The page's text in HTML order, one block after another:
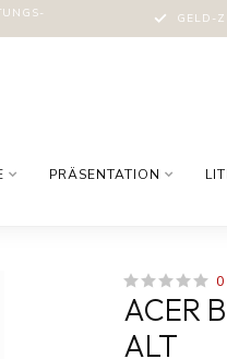
GELD-
PRÄSENTATION
0
ACER
ALT